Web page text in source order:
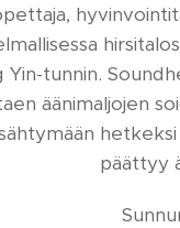
tunnin.
äänimaljojen
päättyy